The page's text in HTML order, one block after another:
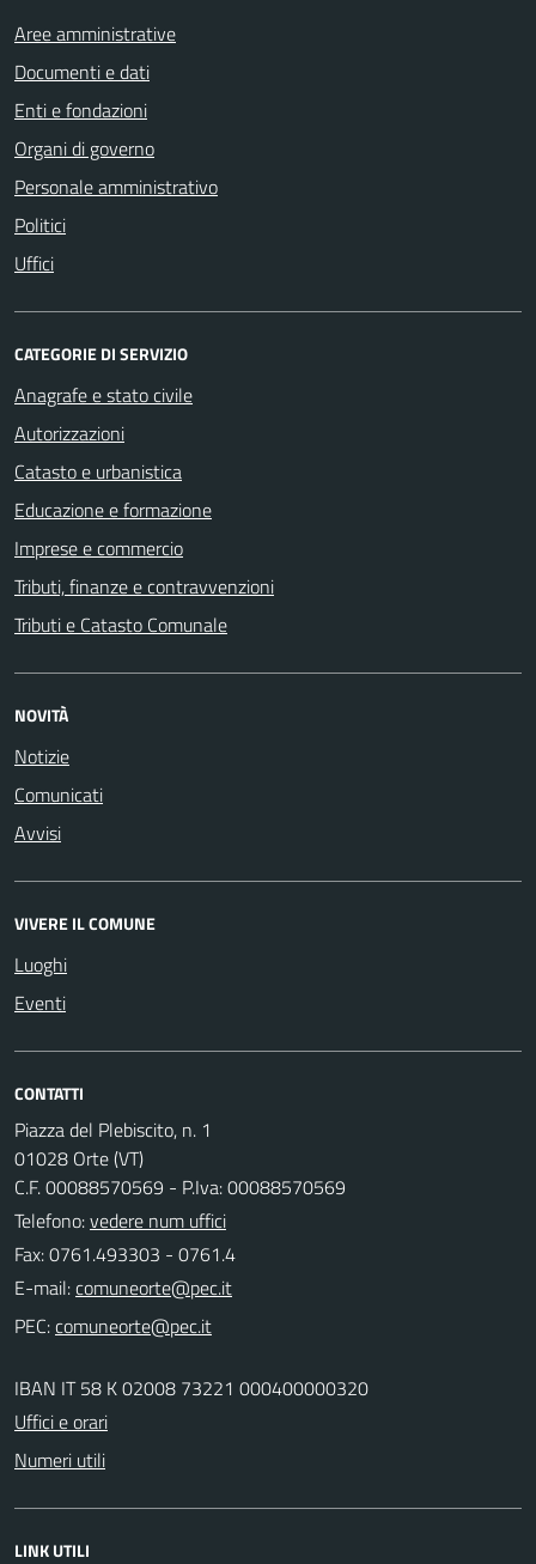
Aree amministrative
Documenti e dati
Enti e fondazioni
Organi di governo
Personale amministrativo
Politici
Uffici
CATEGORIE DI SERVIZIO
Anagrafe e stato civile
Autorizzazioni
Catasto e urbanistica
Educazione e formazione
Imprese e commercio
Tributi, finanze e contravvenzioni
Tributi e Catasto Comunale
NOVITÀ
Notizie
Comunicati
Avvisi
VIVERE IL COMUNE
Luoghi
Eventi
CONTATTI
Piazza del Plebiscito, n. 1
01028 Orte (VT)
C.F. 00088570569 - P.Iva: 00088570569
Telefono:vedere num uffici
Fax: 0761.493303 - 0761.4
E-mail:
PEC:
IBAN IT 58 K 02008 73221 000400000320
Uffici e orari
Numeri utili
LINK UTILI